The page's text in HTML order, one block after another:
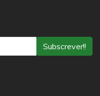
Subscrever!!